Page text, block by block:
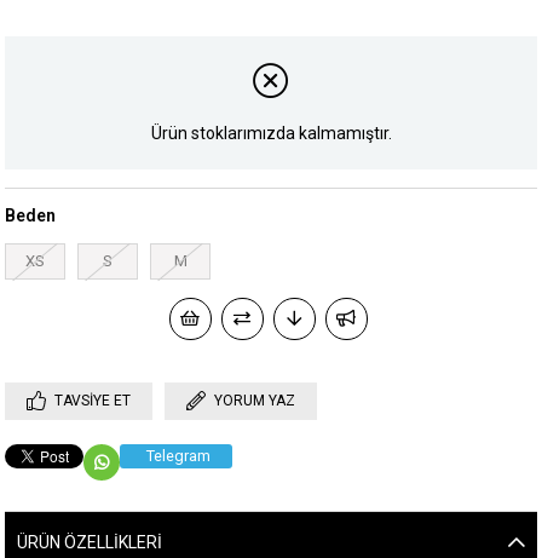
Ürün stoklarımızda kalmamıştır.
Beden
XS S M
TAVSIYE ET YORUM YAZ
Telegram
ÜRÜN ÖZELLIKLERI